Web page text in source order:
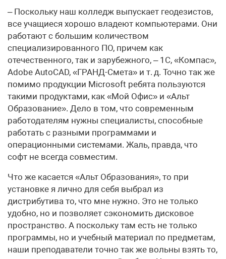
– Поскольку наш колледж выпускает геодезистов,
все учащиеся хорошо владеют компьютерами. Они
работают с большим количеством
специализированного ПО, причем как
отечественного, так и зарубежного, – 1С, «Компас»,
Adobe AutoCAD, «ГРАНД-Смета» и т. д. Точно так же
помимо продукции Microsoft ребята пользуются
такими продуктами, как «Мой Офис» и «Альт
Образование». Дело в том, что современным
работодателям нужны специалисты, способные
работать с разными программами и
операционными системами. Жаль, правда, что
софт не всегда совместим.
Что же касается «Альт Образования», то при
установке я лично для себя выбрал из
дистрибутива то, что мне нужно. Это не только
удобно, но и позволяет сэкономить дисковое
пространство. А поскольку там есть не только
программы, но и учебный материал по предметам,
наши преподаватели точно так же вольны взять то,